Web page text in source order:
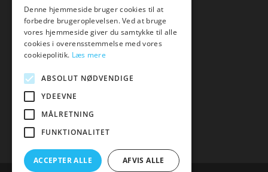
Artikler
Malawigruppen
Mail:hej@malawigruppen.dk
Denne hjemmeside bruger cookies til at
forbedre brugeroplevelsen. Ved at bruge
vores hjemmeside giver du samtykke til alle
cookies i overensstemmelse med vores
cookiepolitik. Læs mere
ABSOLUT NØDVENDIGE
YDEEVNE
MÅLRETNING
FUNKTIONALITET
ACCEPTER ALLE AFVIS ALLE